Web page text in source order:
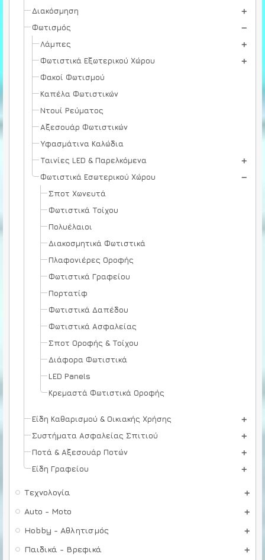
Διακόσμηση
Φωτισμός
Λάμπες
Φωτιστικά Εξωτερικού Χώρου
Φακοί Φωτισμού
Καπέλα Φωτιστικών
Ντουί Ρεύματος
Αξεσουάρ Φωτιστικών
Υφασμάτινα Καλώδια
Ταινίες LED & Παρελκόμενα
Φωτιστικά Εσωτερικού Χώρου
Σποτ Χωνευτά
Φωτιστικά Τοίχου
Πολυέλαιοι
Διακοσμητικά Φωτιστικά
Πλαφονιέρες Οροφής
Φωτιστικά Γραφείου
Πορτατίφ
Φωτιστικά Δαπέδου
Φωτιστικά Ασφαλείας
Σποτ Οροφής & Τοίχου
Διάφορα Φωτιστικά
LED Panels
Κρεμαστά Φωτιστικά Οροφής
Είδη Καθαρισμού & Οικιακής Χρήσης
Συστήματα Ασφαλείας Σπιτιού
Ποτά & Αξεσουάρ Ποτών
Είδη Γραφείου
Τεχνολογία
Auto - Moto
Hobby - Αθλητισμός
Παιδικά - Βρεφικά